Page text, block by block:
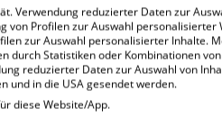
Lörrach GmbH
Verwendung reduzierter Daten zur
Profilen zur Auswahl personalisierter
zur Auswahl personalisierter Inhalte.
durch Statistiken oder Kombinationen
reduzierter Daten zur Auswahl von
und in die USA gesendet werden.
diese Website/App.